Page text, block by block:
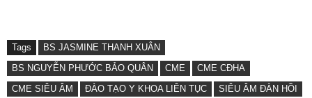
Tags
BS JASMINE THANH XUÂN
BS NGUYỄN PHƯỚC BẢO QUÂN
CME
CME CĐHA
CME SIÊU ÂM
ĐÀO TẠO Y KHOA LIÊN TỤC
SIÊU ÂM ĐÀN HỒI